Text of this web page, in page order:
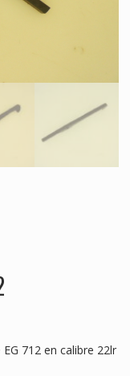
712 en calibre 22lr